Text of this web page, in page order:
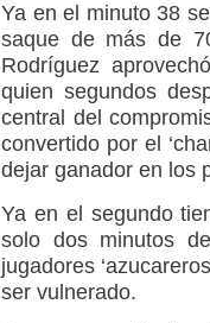
Ya en el minuto 38
saque de más de
Rodríguez
quien segundos
central del
convertido por el
dejar ganador en los
Ya en el segundo
solo dos minutos
jugadores
ser vulnerado.